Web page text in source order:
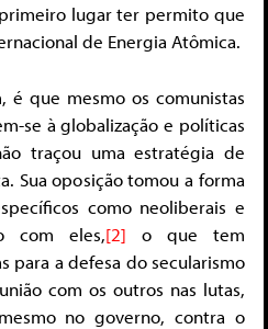
lugar ter permito que
de Energia Atômica.
é que mesmo os comunistas
se à globalização e políticas
traçou uma estratégia de
Sua oposição tomou a forma
como neoliberais e
com eles,[2] o que tem
para a defesa do secularismo
com os outros nas lutas,
no governo, contra o